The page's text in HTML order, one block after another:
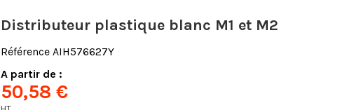
Distributeur plastique blanc M1 et M2
Référence AIH576627Y
A partir de :
50,58 €